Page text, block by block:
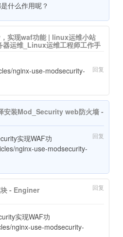
什么作用呢？
实现waf功能 | linux运维小站
运维_Linux运维工程师工作手
回复
nginx-use-modsecurity-
安装Mod_Security web防火墙 -
回复
实现WAF功
nginx-use-modsecurity-
- Enginer 回复
实现WAF功
nginx-use-modsecurity-